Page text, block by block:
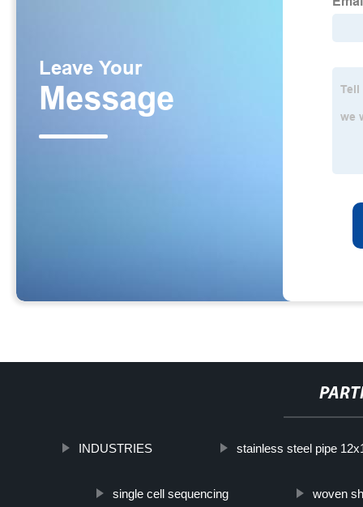
INDUSTRIES stainless steel pipe
single cell sequencing woven